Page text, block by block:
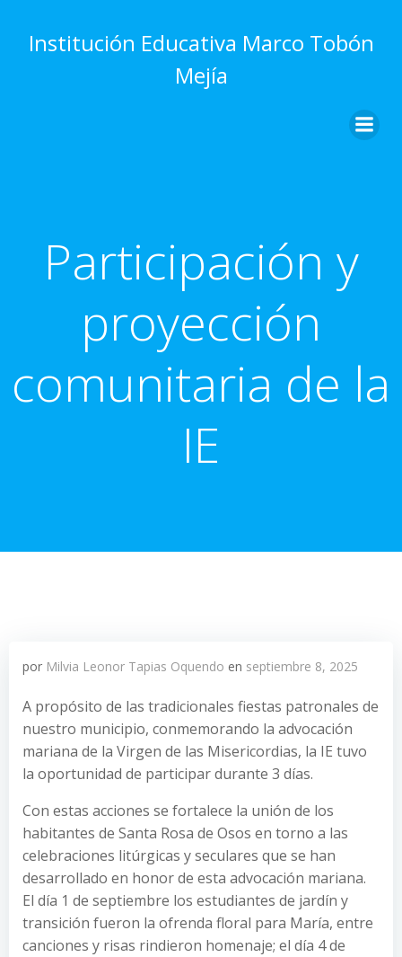
al
contenido
Institución Educativa Marco Tobón
Mejía
Participación y
proyección
comunitaria de la
IE
por Milvia Leonor Tapias Oquendo en septiembre 8, 2025
A propósito de las tradicionales fiestas patronales de
nuestro municipio, conmemorando la advocación
mariana de la Virgen de las Misericordias, la IE tuvo
la oportunidad de participar durante 3 días.
Con estas acciones se fortalece la unión de los
habitantes de Santa Rosa de Osos en torno a las
celebraciones litúrgicas y seculares que se han
desarrollado en honor de esta advocación mariana.
El día 1 de septiembre los estudiantes de jardín y
transición fueron la ofrenda floral para María, entre
canciones y risas rindieron homenaje; el día 4 de